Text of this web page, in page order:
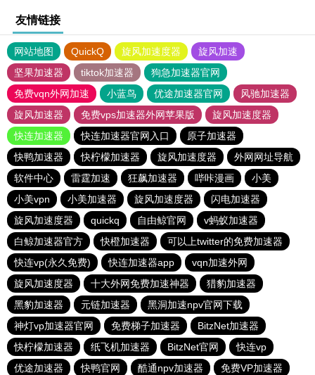
友情链接
网站地图 QuickQ 旋风加速度器
旋风加速
坚果加速器
tiktok加速器
狗急加速器官网
免费vqn外网加速
小蓝鸟 优途加速器官网
风驰加速器
旋风加速器
免费vps加速器外网苹果版
旋风加速度器
快连加速器
快连加速器官网入口
原子加速器
快鸭加速器
快柠檬加速器 旋风加速度器
外网网址导航
软件中心
雷霆加速 狂飙加速器 哔咔漫画
小美
小美vpn
小美加速器 旋风加速度器
闪电加速器
旋风加速度器
quickq 自由鲸官网
v蚂蚁加速器
白鲸加速器官方
快橙加速器
可以上twitter的免费加速器
快连vp(永久免费)
快连加速器app
vqn加速外网
旋风加速度器
十大外网免费加速神器
猎豹加速器
黑豹加速器
元链加速器
黑洞加速npv官网下载
神灯vp加速器官网
免费梯子加速器
BitzNet加速器
快柠檬加速器
纸飞机加速器 BitzNet官网
快连vp
优途加速器
快鸭官网 酷通npv加速器 免费VP加速器